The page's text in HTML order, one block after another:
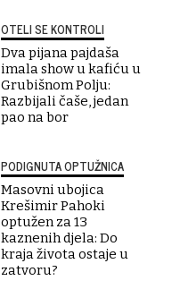
OTELI SE KONTROLI
Dva pijana pajdaša
imala show u kafiću u
Grubišnom Polju:
Razbijali čaše, jedan
pao na bor
PODIGNUTA OPTUŽNICA
Masovni ubojica
Krešimir Pahoki
optužen za 13
kaznenih djela: Do
kraja života ostaje u
zatvoru?